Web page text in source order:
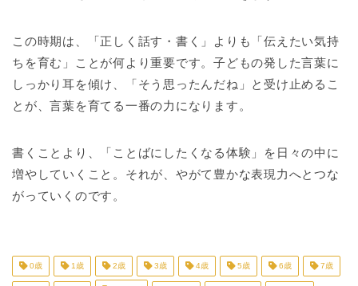
この時期は、「正しく話す・書く」よりも「伝えたい気持
ちを育む」ことが何より重要です。子どもの発した言葉に
しっかり耳を傾け、「そう思ったんだね」と受け止めるこ
とが、言葉を育てる一番の力になります。
書くことより、「ことばにしたくなる体験」を日々の中に
増やしていくこと。それが、やがて豊かな表現力へとつな
がっていくのです。
0歳 1歳 2歳 3歳 4歳 5歳 6歳 7歳